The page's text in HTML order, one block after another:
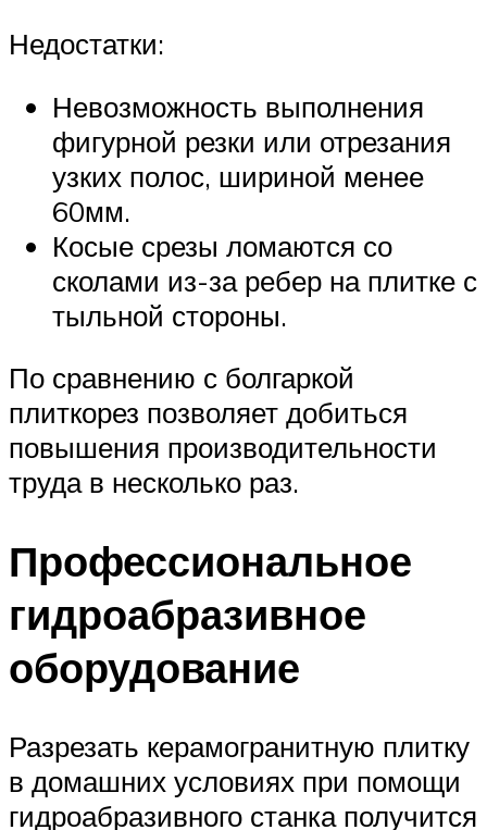
Недостатки:
Невозможность выполнения
фигурной резки или отрезания
узких полос, шириной менее
60мм.
Косые срезы ломаются со
сколами из-за ребер на плитке с
тыльной стороны.
По сравнению с болгаркой
плиткорез позволяет добиться
повышения производительности
труда в несколько раз.
Профессиональное
гидроабразивное
оборудование
Разрезать керамогранитную плитку
в домашних условиях при помощи
гидроабразивного станка получится